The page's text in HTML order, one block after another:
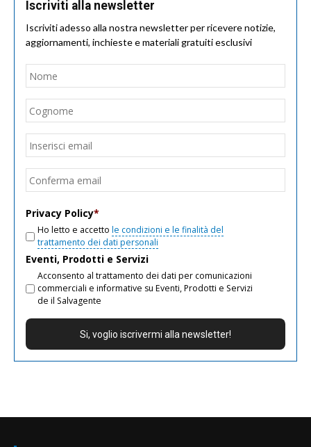
Iscriviti alla newsletter
Iscriviti adesso alla nostra newsletter per ricevere notizie,
aggiornamenti, inchieste e materiali gratuiti esclusivi
Nome
Email
Privacy Policy*
Ho letto e accetto le condizioni e le finalità del
trattamento dei dati personali
Eventi, Prodotti e Servizi
Acconsento al trattamento dei dati per comunicazioni
commerciali e informative su Eventi, Prodotti e Servizi
de il Salvagente